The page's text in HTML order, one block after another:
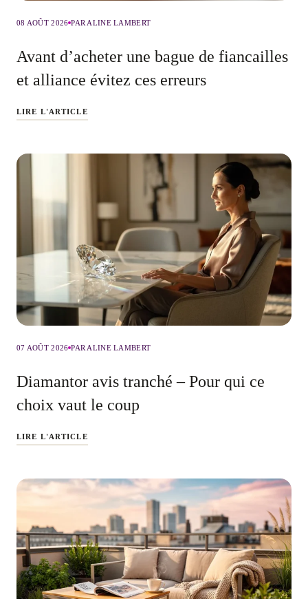
08 AOÛT 2026 PAR ALINE LAMBERT
Avant d’acheter une bague de fiancailles
et alliance évitez ces erreurs
LIRE L'ARTICLE
07 AOÛT 2026 PAR ALINE LAMBERT
Diamantor avis tranché – Pour qui ce
choix vaut le coup
LIRE L'ARTICLE